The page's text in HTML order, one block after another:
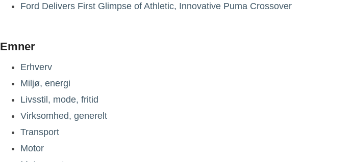
Ford Delivers First Glimpse of Athletic, Innovative Puma Crossover
Emner
Erhverv
Miljø, energi
Livsstil, mode, fritid
Virksomhed, generelt
Transport
Motor